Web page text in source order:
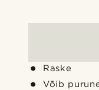
Raske
Võib